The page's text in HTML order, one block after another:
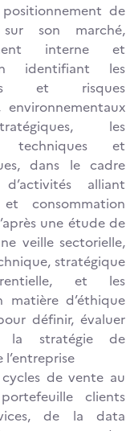
de
sur son marché,
interne et
identifiant les
et risques
environnementaux
les
techniques et
dans le cadre
alliant
consommation
une étude de
veille sectorielle,
stratégique
et les
matière d’éthique
définir, évaluer
la stratégie de
de vente au
clients
de la data